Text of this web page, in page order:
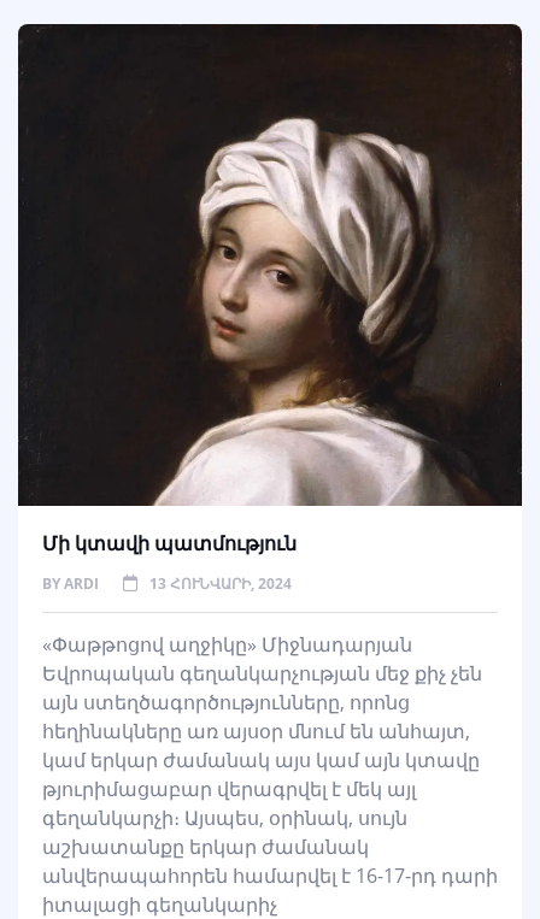
Մի կտավի պատմություն
BYARDI 13 ՀՈՒՆՎԱՐԻ, 2024
«Փաթթոցով աղջիկը» Միջնադարյան
Եվրոպական գեղանկարչության մեջ քիչ չեն
այն ստեղծագործությունները, որոնց
հեղինակները առ այսօր մնում են անհայտ,
կամ երկար ժամանակ այս կամ այն կտավը
թյուրիմացաբար վերագրվել է մեկ այլ
գեղանկարչի։ Այսպես, օրինակ, սույն
աշխատանքը երկար ժամանակ
անվերապահորեն համարվել է 16-17-րդ դարի
իտալացի գեղանկարիչ